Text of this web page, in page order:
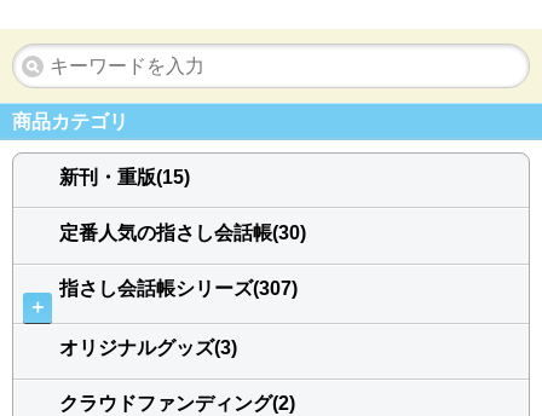
商品カテゴリ
新刊・重版(15)
定番人気の指さし会話帳(30)
＋
指さし会話帳シリーズ(307)
オリジナルグッズ(3)
クラウドファンディング(2)